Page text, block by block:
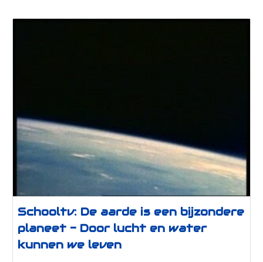
Schooltv: De aarde is een bijzondere
planeet - Door lucht en water
kunnen we leven